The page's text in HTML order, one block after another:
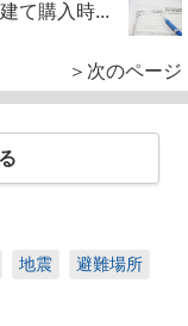
て購入時...
＞次のページ
地震 避難場所